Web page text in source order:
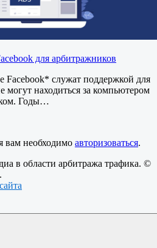
для арбитражников
Facebook* служат поддержкой для
могут находиться за компьютером
Годы…
вам необходимо авторизоваться.
в области арбитража трафика. ©